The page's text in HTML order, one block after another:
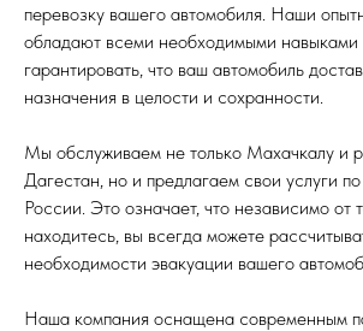
перевозку вашего автомобиля. Наши
обладают всеми необходимыми навыками
гарантировать, что ваш автомобиль
назначения в целости и сохранности.
Мы обслуживаем не только Махачкалу и
Дагестан, но и предлагаем свои услуги
России. Это означает, что независимо от
находитесь, вы всегда можете
необходимости эвакуации вашего
Наша компания оснащена современным